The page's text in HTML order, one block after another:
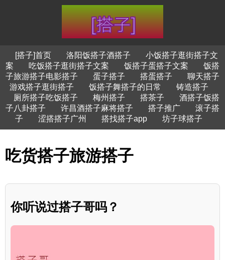
[搭子]首页 洛阳饭搭子酒搭子
小饭搭子逛街搭子文
案
吃饭搭子逛街搭子文案 饭搭子蛋搭子文案
饭搭
子旅游搭子电影搭子
蛋子搭子 搭蛋搭子
聊天搭子
游戏搭子逛街搭子
饭搭子舞搭子的日常
铸造搭子
厕所搭子吃饭搭子
梅州搭子 搭茶子
酒搭子饭搭
子八卦搭子
许昌酒搭子麻将搭子 搭子推广
滚子搭
子
涩搭搭子广州 搭找搭子app 坊子球搭子
吃货搭子旅游搭子
你听说过搭子哥吗？